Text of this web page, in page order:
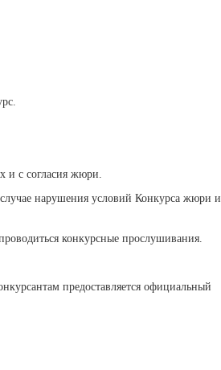
и с согласия жюри.
нарушения условий Конкурса жюри и
конкурсные прослушивания.
предоставляется официальный